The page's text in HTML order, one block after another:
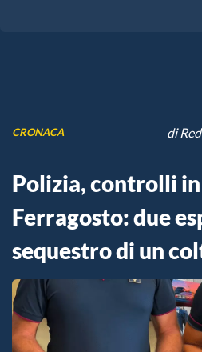
CRONACA di
Polizia, controlli
Ferragosto: due
sequestro di un